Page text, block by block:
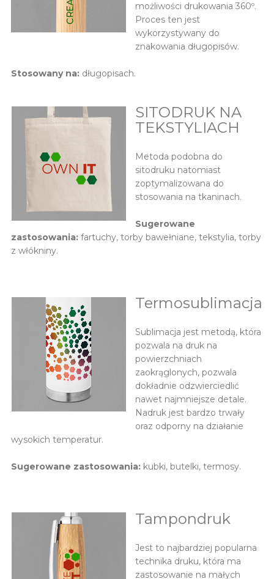
możliwości drukowania 360º.
Proces ten jest
wykorzystywany do
znakowania długopisów.
Stosowany na:długopisach.
SITODRUK NA
TEKSTYLIACH
Metoda podobna do
sitodruku natomiast
zoptymalizowana do
stosowania na tkaninach.
Sugerowane
zastosowania:fartuchy, torby bawełniane, tekstylia, torby
z włókniny.
Termosublimacja
Sublimacja jest metodą, która
pozwala na druk na
powierzchniach
zaokrąglonych, pozwala
dokładnie odzwierciedlić
nawet najmniejsze detale.
Nadruk jest bardzo trwały
oraz odporny na działanie
wysokich temperatur.
Sugerowane zastosowania:kubki, butelki, termosy.
Tampondruk
Jest to najbardziej popularna
technika druku, która ma
zastosowanie na małych